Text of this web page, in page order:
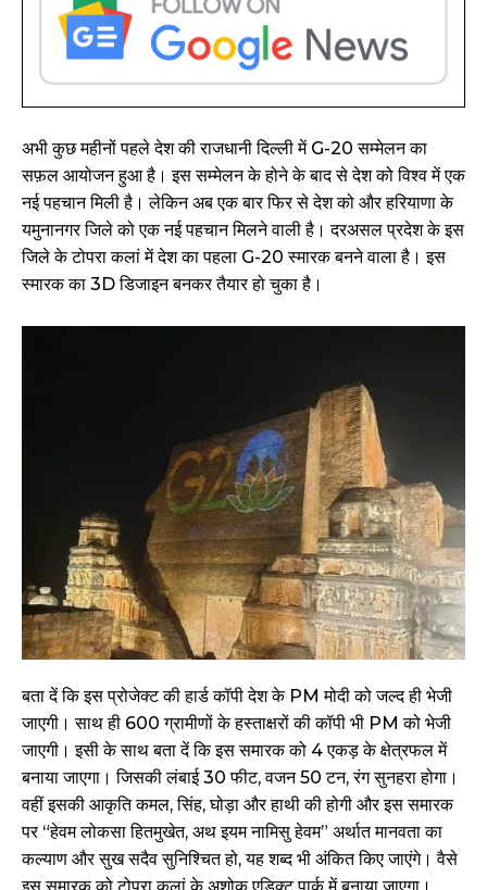
अभी कुछ महीनों पहले देश की राजधानी दिल्ली में G-20 सम्मेलन का
सफ़ल आयोजन हुआ है। इस सम्मेलन के होने के बाद से देश को विश्व में एक
नई पहचान मिली है। लेकिन अब एक बार फिर से देश को और हरियाणा के
यमुनानगर जिले को एक नई पहचान मिलने वाली है। दरअसल प्रदेश के इस
जिले के टोपरा कलां में देश का पहला G-20 स्मारक बनने वाला है। इस
स्मारक का 3D डिजाइन बनकर तैयार हो चुका है।
बता दें कि इस प्रोजेक्ट की हार्ड कॉपी देश के PM मोदी को जल्द ही भेजी
जाएगी। साथ ही 600 ग्रामीणों के हस्ताक्षरों की कॉपी भी PM को भेजी
जाएगी। इसी के साथ बता दें कि इस समारक को 4 एकड़ के क्षेत्रफल में
बनाया जाएगा। जिसकी लंबाई 30 फीट, वजन 50 टन, रंग सुनहरा होगा।
वहीं इसकी आकृति कमल, सिंह, घोड़ा और हाथी की होगी और इस समारक
पर “हेवम लोकसा हितमुखेत, अथ इयम नामिसु हेवम” अर्थात मानवता का
कल्याण और सुख सदैव सुनिश्चित हो, यह शब्द भी अंकित किए जाएंगे। वैसे